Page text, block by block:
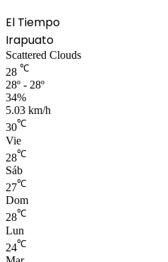
El Tiempo
Irapuato
Scattered Clouds
28 ℃
28º - 28º
34%
5.03 km/h
30℃
Vie
28℃
Sáb
27℃
Dom
28℃
Lun
24℃